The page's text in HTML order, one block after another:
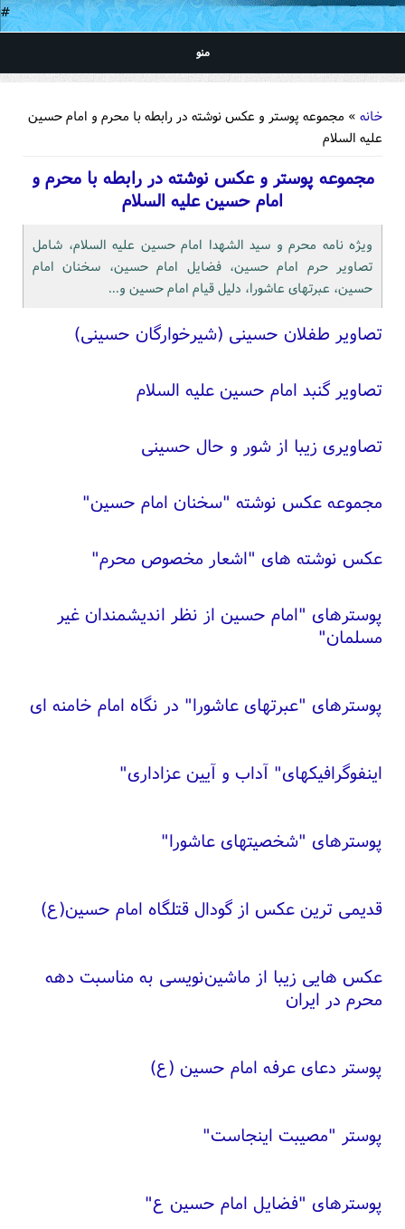
#
منو
خانه » مجموعه پوستر و عکس نوشته در رابطه با محرم و امام حسین
علیه السلام
مجموعه پوستر و عکس نوشته در رابطه با محرم و
امام حسین علیه السلام
ویژه نامه محرم و سید الشهدا امام حسین علیه السلام، شامل
تصاویر حرم امام حسین، فضایل امام حسین، سخنان امام
حسین، عبرتهای عاشورا، دلیل قیام امام حسین و...
تصاویر طفلان حسینی (شیرخوارگان حسینی)
تصاویر گنبد امام حسین علیه السلام
تصاویری زیبا از شور و حال حسینی
مجموعه عکس نوشته "سخنان امام حسین"
عکس نوشته های "اشعار مخصوص محرم"
پوسترهای "امام حسین از نظر اندیشمندان غیر
مسلمان"
پوسترهای "عبرتهای عاشورا" در نگاه امام خامنه ای
اینفوگرافیکهای" آداب و آیین عزاداری"
پوسترهای "شخصیتهای عاشورا"
قدیمی ترین عکس از گودال قتلگاه امام حسین(ع)
عکس هایی زیبا از ماشین‌نویسی به مناسبت دهه
محرم در ایران
پوستر دعای عرفه امام حسین (ع)
پوستر "مصیبت اینجاست"
پوسترهای "فضایل امام حسین ع"